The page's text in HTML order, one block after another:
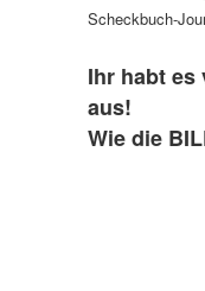
Scheckbuch-
Ihr habt es
aus!
Wie die